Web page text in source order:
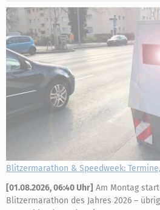
Blitzermarathon & Speedweek:
[01.08.2026, 06:40 Uhr] Am Montag
Blitzermarathon des Jahres 2026 –